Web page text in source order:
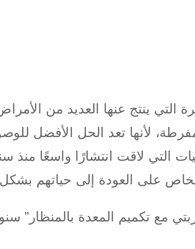
التي ينتج عنها العديد من
لأنها تعد الحل الأفضل
التي لاقت انتشارًا واسعًا
على العودة إلى حياتهم
مع تكميم المعدة بالمنظار”